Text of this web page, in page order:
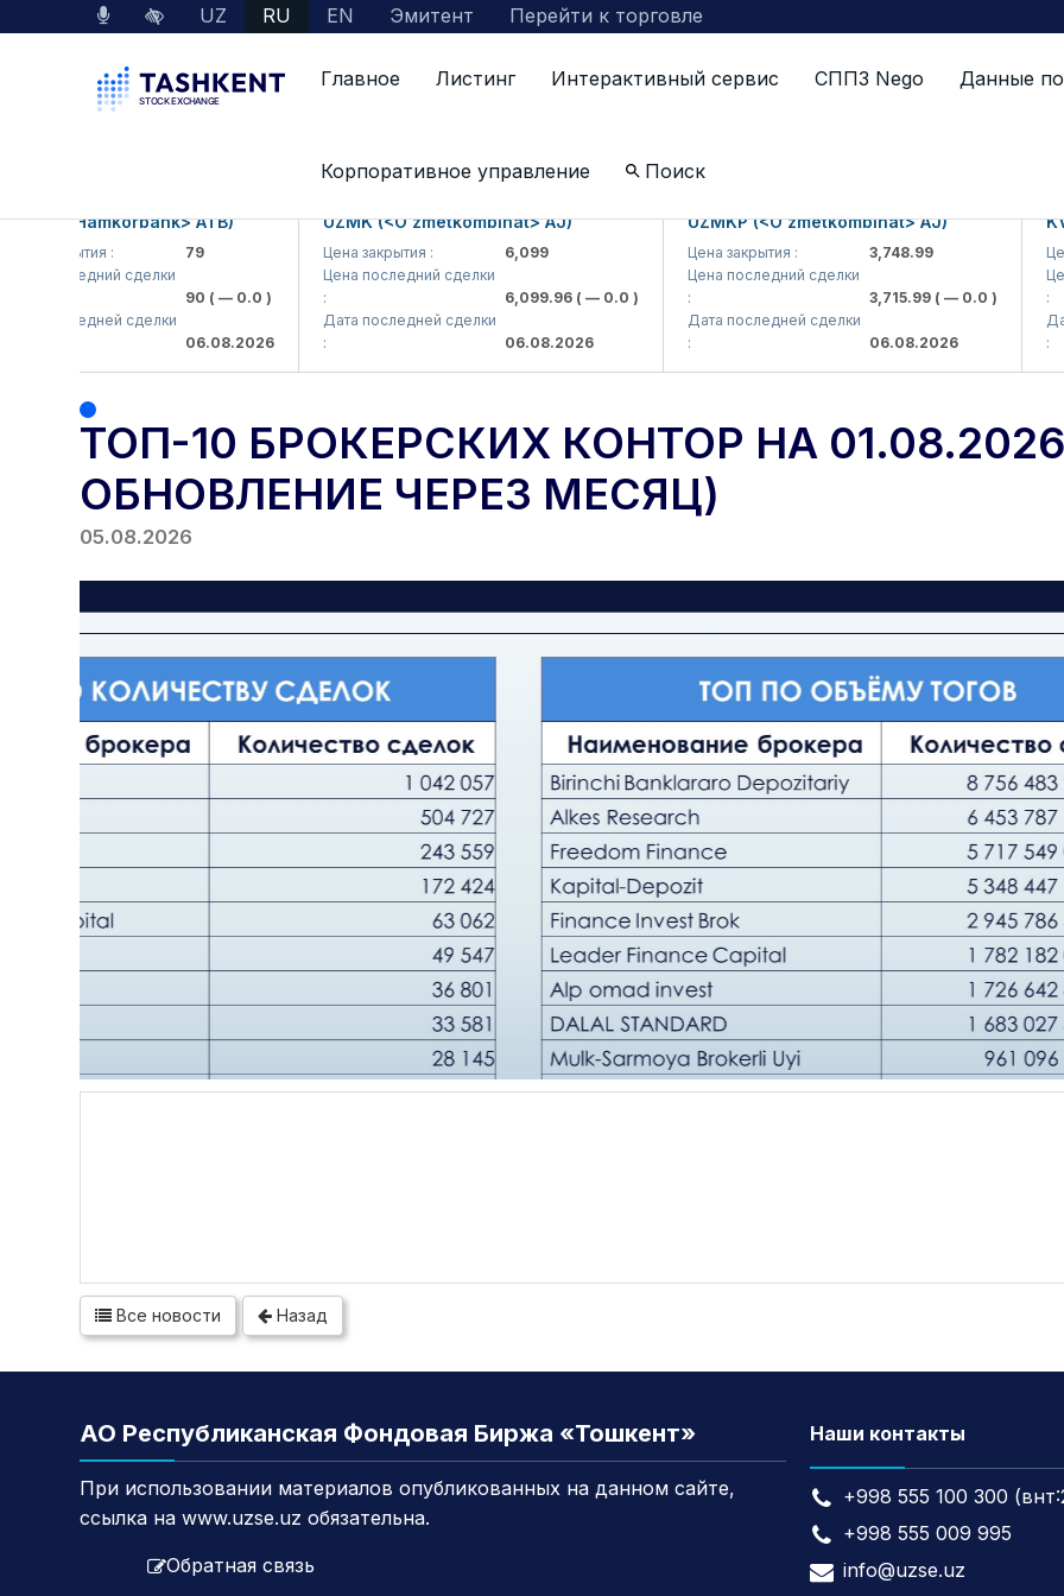
UZ RU EN Эмитент Перейти к торговле
Главное Листинг Интерактивный сервис СППЗ Nego Данные
Корпоративное управление Поиск
Draft Топ-10 брокерских контор на 01.08.2026 (следующее
(<Hamkorbank> ATB)
закрытия :
последний сделки
90( — 0.0 )
последней сделки
06.08.2026
UZMK (<O'zmetkombinat> AJ)
Цена закрытия :
6,099
Цена последний сделки
6,099.96( — 0.0 )
Дата последней сделки
06.08.2026
UZMKP (<O'zmetkombinat> AJ)
Цена закрытия :
3,748.99
Цена последний сделки
3,715.99( — 0.0 )
Дата последней сделки
06.08.2026
ТОП-10 БРОКЕРСКИХ КОНТОР НА
ОБНОВЛЕНИЕ ЧЕРЕЗ МЕСЯЦ)
05.08.2026
Все новости Назад
АО Республиканская Фондовая Биржа «Тошкент»
При использовании материалов опубликованных на данном сайте,
ссылка на www.uzse.uz обязательна.
Обратная связь
Наши контакты
+998 555 100 300
+998 555 009 995
info@uzse.uz